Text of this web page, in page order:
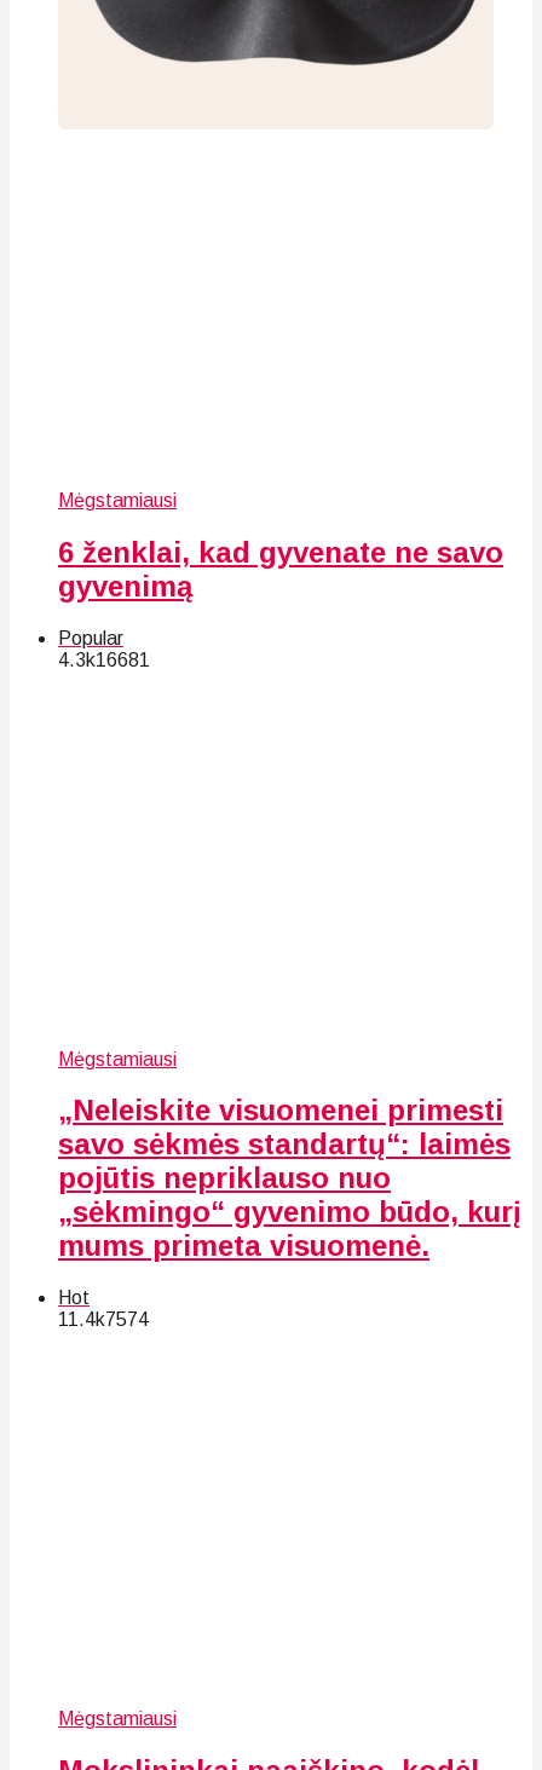
Mėgstamiausi
6 ženklai, kad gyvenate ne savo
gyvenimą
Popular
4.3k16681
Mėgstamiausi
„Neleiskite visuomenei primesti
savo sėkmės standartų“: laimės
pojūtis nepriklauso nuo
„sėkmingo“ gyvenimo būdo, kurį
mums primeta visuomenė.
Hot
11.4k7574
Mėgstamiausi